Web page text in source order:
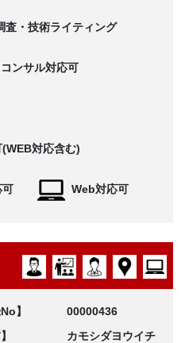
査・技術ライティング
ンサル対応可
対応含む)
可 Web対応可
】
00000436
カモシダヨウイチ